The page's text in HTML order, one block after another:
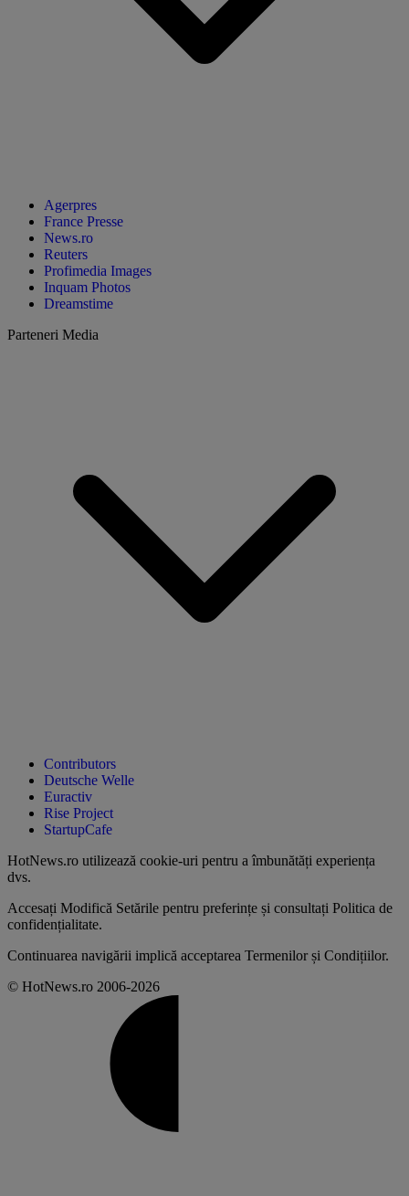
Agerpres
France Presse
News.ro
Reuters
Profimedia Images
Inquam Photos
Dreamstime
Parteneri Media
Contributors
Deutsche Welle
Euractiv
Rise Project
StartupCafe
HotNews.ro utilizează cookie-uri pentru a îmbunătăți experiența
dvs.
Accesați Modifică Setările pentru preferințe și consultați Politica de
confidențialitate.
Continuarea navigării implică acceptarea Termenilor și Condițiilor.
© HotNews.ro 2006-2026